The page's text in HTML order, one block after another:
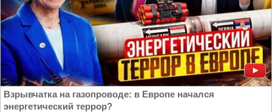
Взрывчатка на газопроводе: в Европе начался
энергетический террор?